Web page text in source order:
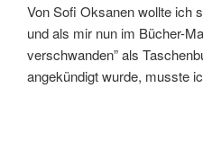
Von Sofi Oksanen wollte ich
und als mir nun im Bücher-
verschwanden” als
angekündigt wurde, musste